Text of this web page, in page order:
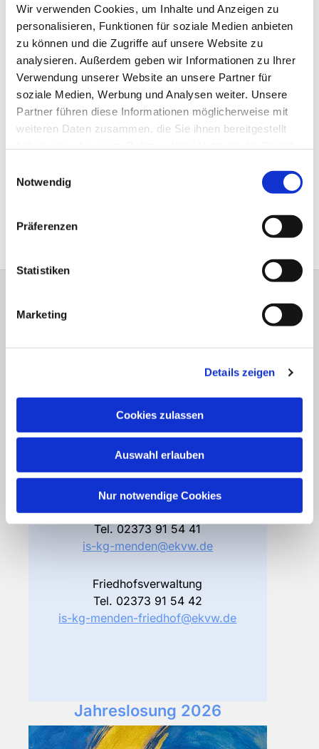
Wir verwenden Cookies, um Inhalte und Anzeigen zu
personalisieren, Funktionen für soziale Medien anbieten
zu können und die Zugriffe auf unsere Website zu
analysieren. Außerdem geben wir Informationen zu Ihrer
Verwendung unserer Website an unsere Partner für
soziale Medien, Werbung und Analysen weiter. Unsere
Partner führen diese Informationen möglicherweise mit
weiteren Daten zusammen, die Sie ihnen bereitgestellt
Notwendig
Präferenzen
Statistiken
Marketing
Details zeigen
Cookies zulassen
Auswahl erlauben
Nur notwendige Cookies
Friedhofsverwaltung
58706 Menden
Öffnungszeiten
Di – Fr 10.00 – 12.30 Uhr
Do 15.00 – 17.00 Uhr
und nach Vereinbarung
Gemeindebüro
Tel.02373 91 54 41
is-kg-menden@ekvw.de
Friedhofsverwaltung
Tel. 02373 91 54 42
is-kg-menden-friedhof@ekvw.de
Jahreslosung 2026